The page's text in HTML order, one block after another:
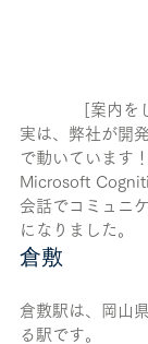
[案内を
実は、弊社が開
で動いています！
Microsoft
会話でコミュニ
になりました。
倉敷
倉敷駅は、岡山
る駅です。